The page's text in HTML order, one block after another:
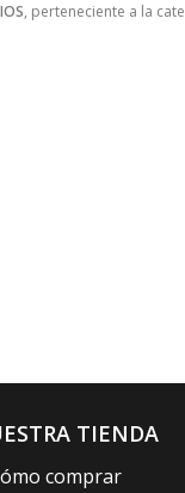
, perteneciente a la
TIENDA
comprar